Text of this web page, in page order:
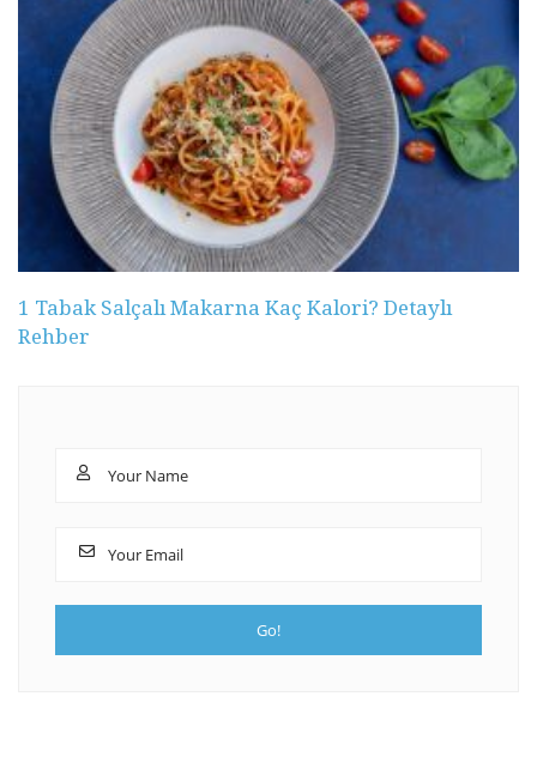
1 Tabak Salçalı Makarna Kaç Kalori? Detaylı
Rehber